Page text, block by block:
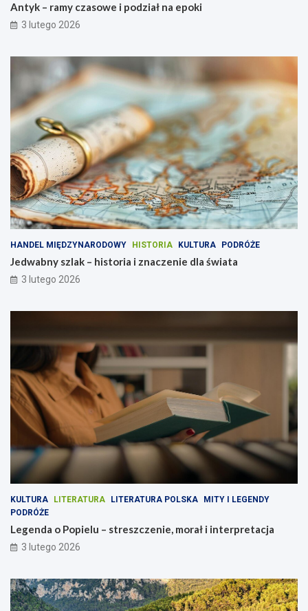
Antyk – ramy czasowe i podział na epoki
3 lutego 2026
HANDEL MIĘDZYNARODOWY HISTORIA KULTURA PODRÓŻE
Jedwabny szlak – historia i znaczenie dla świata
3 lutego 2026
KULTURA LITERATURA LITERATURA POLSKA
MITY I LEGENDY
PODRÓŻE
Legenda o Popielu – streszczenie, morał i interpretacja
3 lutego 2026